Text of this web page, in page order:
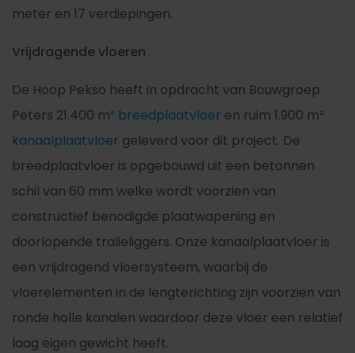
meter en 17 verdiepingen.
Vrijdragende vloeren
De Hoop Pekso heeft in opdracht van Bouwgroep
Peters 21.400 m² breedplaatvloer en ruim 1.900 m²
kanaalplaatvloer geleverd voor dit project. De
breedplaatvloer is opgebouwd uit een betonnen
schil van 60 mm welke wordt voorzien van
constructief benodigde plaatwapening en
doorlopende tralieliggers. Onze kanaalplaatvloer is
een vrijdragend vloersysteem, waarbij de
vloerelementen in de lengterichting zijn voorzien van
ronde holle kanalen waardoor deze vloer een relatief
laag eigen gewicht heeft.